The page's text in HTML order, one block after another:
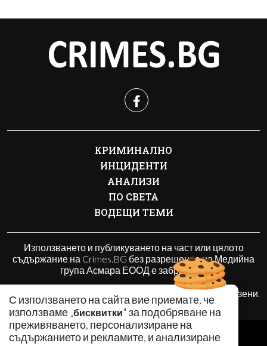
С използването на сайта вие приемате, че
използваме „бисквитки" за подобряване на
преживяването, персонализиране на
съдържанието и рекламите, и анализиране
КРИМИНАЛНО
ИНЦИДЕНТИ
АНАЛИЗИ
ПО СВЕТА
ВОДЕЩИ ТЕМИ
Използването и публикуването на част или цялото
съдържание на Crimes.BG без разрешение на Медийна
група Асмара ЕООД е забранено.
© 2010 - 2026 | Crimes.BG. Всички права запазени.
РЕКЛАМА